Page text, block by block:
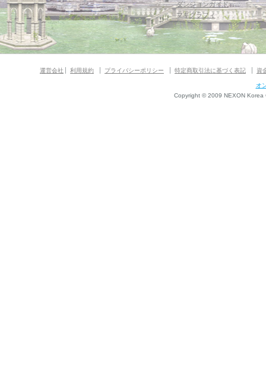
ダンジョンガイド
マギグラフィ
運営会社 利用規約 プライバシーポリシー 特定商取引法に基づく表記 資
オ
Copyright © 2009 NEXON Korea